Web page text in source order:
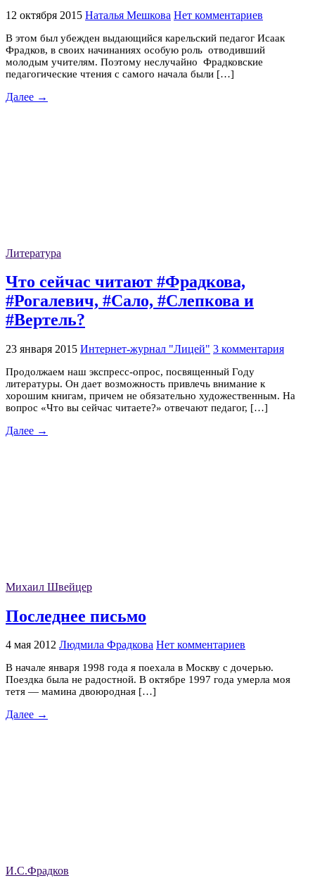
12 октября 2015 Наталья Мешкова Нет комментариев
В этом был убежден выдающийся карельский педагог Исаак
Фрадков, в своих начинаниях особую роль отводивший
молодым учителям. Поэтому неслучайно Фрадковские
педагогические чтения с самого начала были […]
Далее →
Литература
Что сейчас читают #Фрадкова,
#Рогалевич, #Сало, #Слепкова и
#Вертель?
23 января 2015 Интернет-журнал "Лицей" 3 комментария
Продолжаем наш экспресс-опрос, посвященный Году
литературы. Он дает возможность привлечь внимание к
хорошим книгам, причем не обязательно художественным. На
вопрос «Что вы сейчас читаете?» отвечают педагог, […]
Далее →
Михаил Швейцер
Последнее письмо
4 мая 2012 Людмила Фрадкова Нет комментариев
В начале января 1998 года я поехала в Москву с дочерью.
Поездка была не радостной. В октябре 1997 года умерла моя
тетя — мамина двоюродная […]
Далее →
И.С.Фрадков